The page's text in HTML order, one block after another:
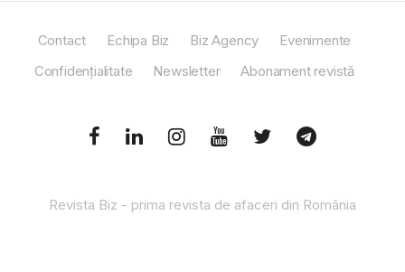
Contact Echipa Biz Biz Agency
Evenimente
Confidențialitate
Newsletter Abonament revistă
Revista Biz - prima revista de afaceri din România